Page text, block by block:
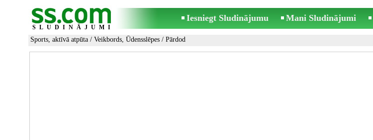
SLUDINĀJUMI
Iesniegt Sludinājumu Mani Sludinājumi
Sports, aktīvā atpūta / Veikbords, Ūdensslēpes / Pārdod